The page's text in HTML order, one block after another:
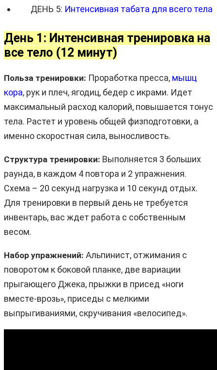
ДЕНЬ 5: Интенсивная табата для всего тела
День 1: Интенсивная тренировка на
все тело (12 минут)
Польза тренировки: Проработка пресса, мышц
кора, рук и плеч, ягодиц, бедер с икрами. Идет
максимальный расход калорий, повышается тонус
тела. Растет и уровень общей физподготовки, а
именно скоростная сила, выносливость.
Структура тренировки: Выполняется 3 больших
раунда, в каждом 4 повтора и 2 упражнения.
Схема – 20 секунд нагрузка и 10 секунд отдых.
Для тренировки в первый день не требуется
инвентарь, вас ждет работа с собственным
весом.
Набор упражнений: Альпинист, отжимания с
поворотом к боковой планке, две вариации
прыгающего Джека, прыжки в присед «ноги
вместе-врозь», приседы с мелкими
выпрыгиваниями, скручивания «велосипед».